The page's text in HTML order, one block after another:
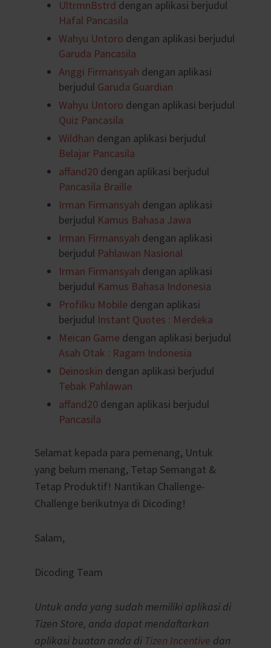
UltrmnBstrd dengan aplikasi berjudul
Hafal Pancasila
Wahyu Untoro dengan aplikasi berjudul
Garuda Pancasila
Anggi Firmansyah dengan aplikasi
berjudul Garuda Guardian
Wahyu Untoro dengan aplikasi berjudul
Quiz Pancasila
Wildhan dengan aplikasi berjudul
Belajar Pancasila
affand20 dengan aplikasi berjudul
Pancasila Braille
Irman Firmansyah dengan aplikasi
berjudul Kamus Bahasa Jawa
Irman Firmansyah dengan aplikasi
berjudul Pahlawan Nasional
Irman Firmansyah dengan aplikasi
berjudul Kamus Bahasa Indonesia
Profilku Mobile dengan aplikasi
berjudul Instant Quotes : Merdeka
Meican Game dengan aplikasi berjudul
Asah Otak : Ragam Indonesia
Deinoskin dengan aplikasi berjudul
Tebak Pahlawan
affand20 dengan aplikasi berjudul
Pancasila
Selamat kepada para pemenang, Untuk
yang belum menang, Tetap Semangat &
Tetap Produktif! Nantikan Challenge-
Challenge berikutnya di Dicoding!
Salam,
Dicoding Team
Untuk anda yang sudah memiliki aplikasi di
Tizen Store, anda dapat mendaftarkan
aplikasi buatan anda di Tizen Incentive dan